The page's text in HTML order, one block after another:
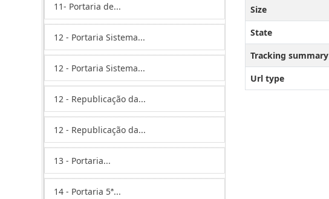
11- Portaria de...
12 - Portaria Sistema...
12 - Portaria Sistema...
12 - Republicação da...
12 - Republicação da...
13 - Portaria...
14 - Portaria 5ª...
Size
State
Tracking summary
Url type